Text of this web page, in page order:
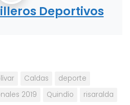
Deportivos
Caldas
deporte
2019 Quindío risaralda